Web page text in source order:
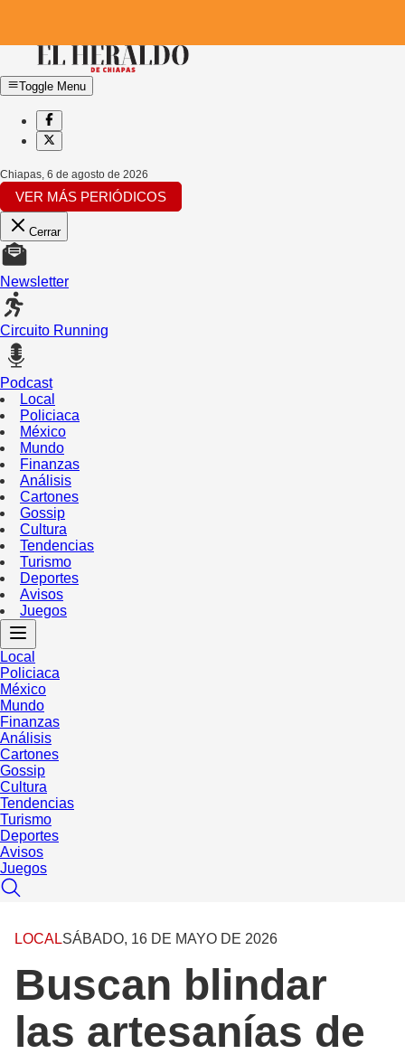
Toggle Menu
Chiapas, 6 de agosto de 2026
VER MÁS PERIÓDICOS
Cerrar
Newsletter
Circuito Running
Podcast
Local
Policiaca
México
Mundo
Finanzas
Análisis
Cartones
Gossip
Cultura
Tendencias
Turismo
Deportes
Avisos
Juegos
Local
Policiaca
México
Mundo
Finanzas
Análisis
Cartones
Gossip
Cultura
Tendencias
Turismo
Deportes
Avisos
Juegos
LOCALSÁBADO, 16 DE MAYO DE 2026
Buscan blindar
las artesanías de